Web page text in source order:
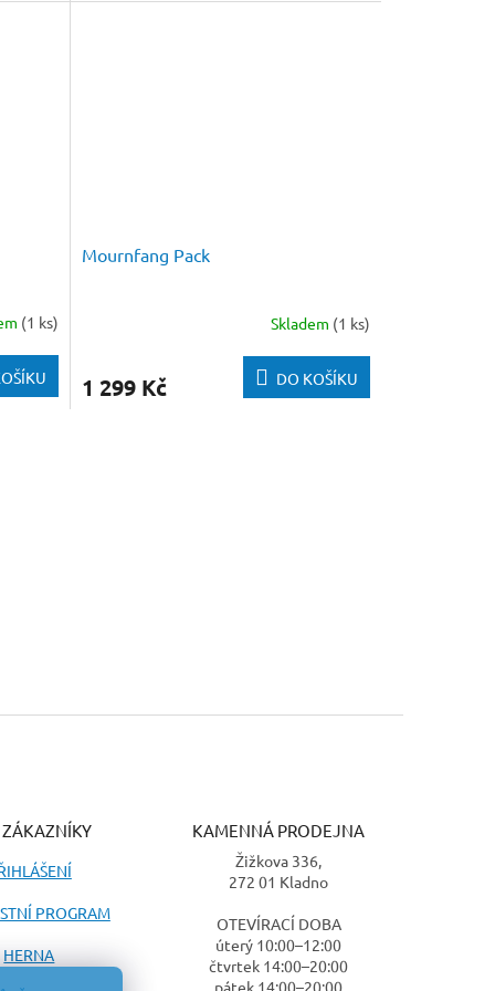
(1 ks)
Mournfang Pack
Skladem (1 ks)
1 299 Kč DO KOŠÍKU
ZÁKAZNÍKY
PROGRAM
HERNA
KAMENNÁ PRODEJNA
Žižkova 336,
272 01 Kladno
OTEVÍRACÍ DOBA
úterý 10:00–12:00
čtvrtek 14:00–20:00
pátek 14:00–20:00